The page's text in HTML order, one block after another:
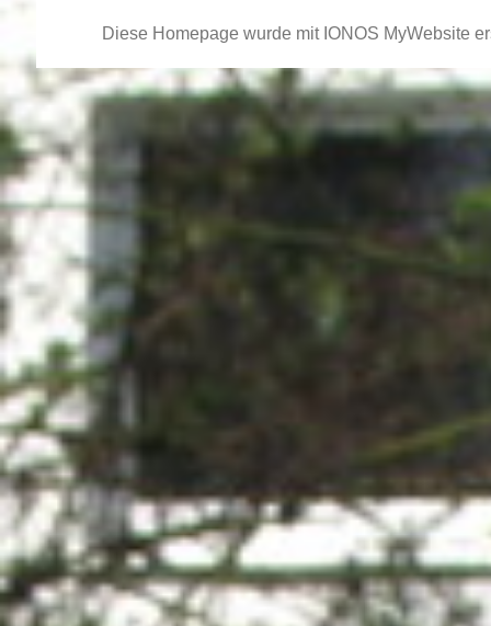
Diese Homepage wurde mit IONOS MyWebsite